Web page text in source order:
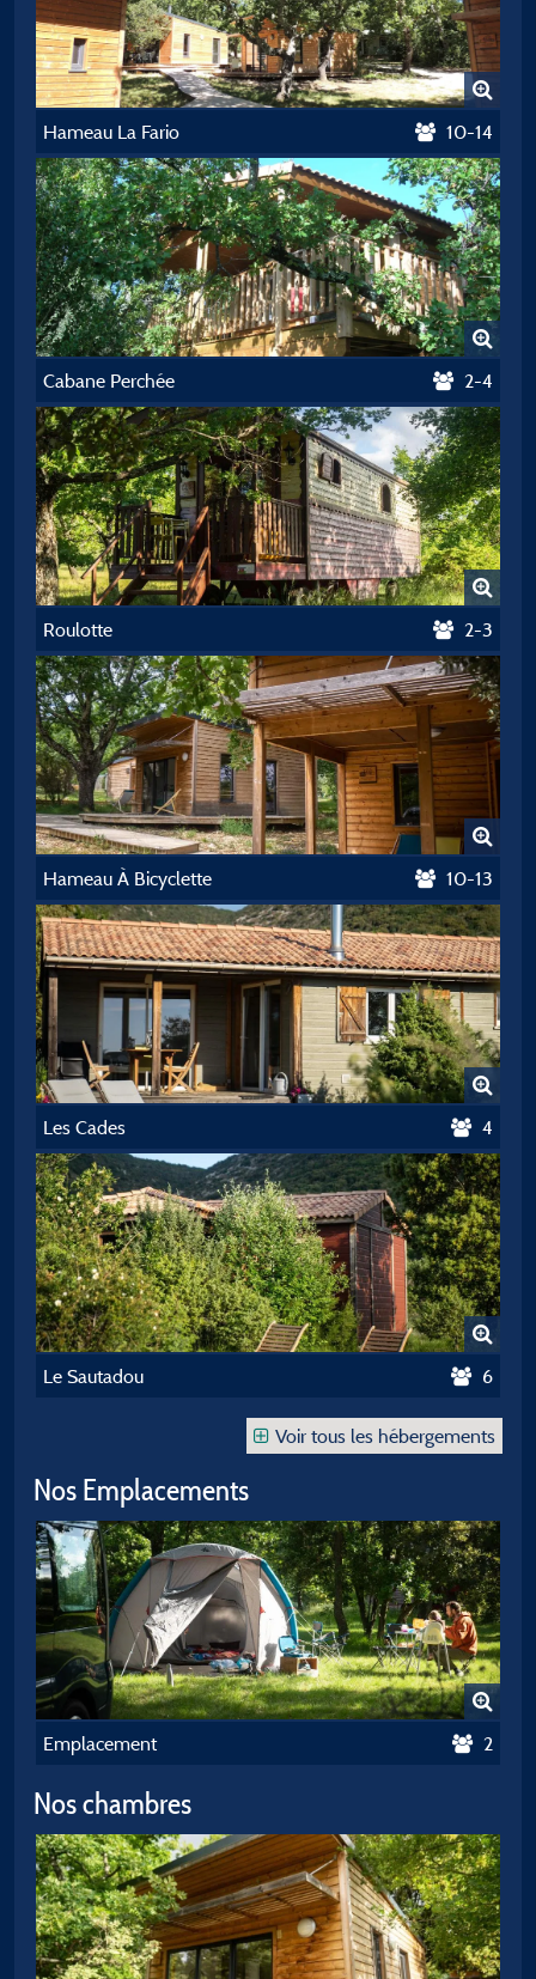
Hameau La Fario 10-14
Cabane Perchée 2-4
Roulotte 2-3
Hameau À Bicyclette 10-13
Les Cades 4
Le Sautadou 6
Voir tous les hébergements
Nos Emplacements
Emplacement 2
Nos chambres